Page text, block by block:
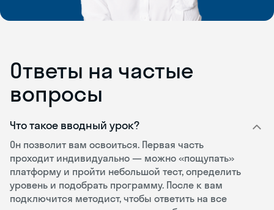
Ответы на частые
вопросы
Что такое вводный урок?
Он позволит вам освоиться. Первая часть
проходит индивидуально — можно «пощупать»
платформу и пройти небольшой тест, определить
уровень и подобрать программу. После к вам
подключится методист, чтобы ответить на все